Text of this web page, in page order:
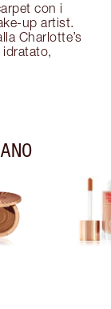
con i
up artist.
Charlotte’s